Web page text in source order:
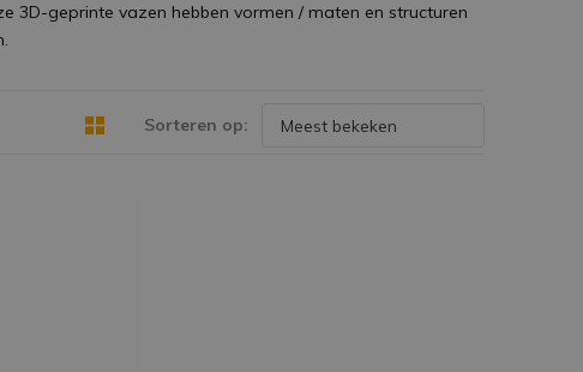
3D-geprinte vazen hebben vormen / maten en structuren
Sorteren op: